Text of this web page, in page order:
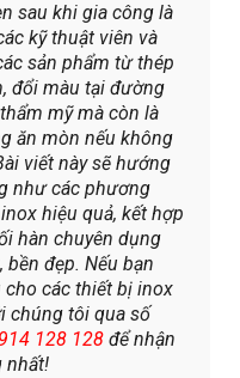
sau khi gia công là
kỹ thuật viên và
sản phẩm từ thép
đổi màu tại đường
mỹ mà còn là
ăn mòn nếu không
viết này sẽ hướng
như các phương
hiệu quả, kết hợp
hàn chuyên dụng
đẹp. Nếu bạn
các thiết bị inox
chúng tôi qua số
128 128 để nhận
nhất!